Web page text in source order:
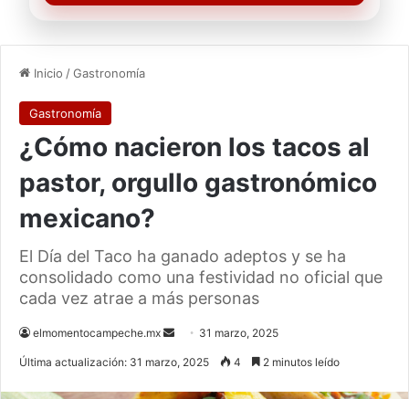
Inicio /Gastronomía
Gastronomía
¿Cómo nacieron los tacos al
pastor, orgullo gastronómico
mexicano?
El Día del Taco ha ganado adeptos y se ha
consolidado como una festividad no oficial que
cada vez atrae a más personas
elmomentocampeche.mx
Send 31 marzo, 2025
Última actualización: 31 marzo, 2025 4 2 minutos leído